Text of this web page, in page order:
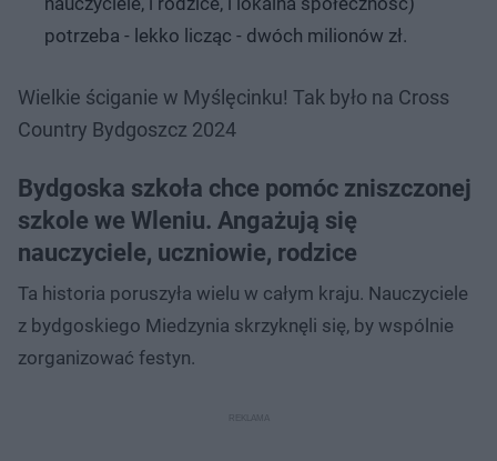
potrzeba - lekko licząc - dwóch milionów zł.
Wielkie ściganie w Myślęcinku! Tak było na Cross
Country Bydgoszcz 2024
Bydgoska szkoła chce pomóc zniszczonej
szkole we Wleniu. Angażują się
nauczyciele, uczniowie, rodzice
Ta historia poruszyła wielu w całym kraju. Nauczyciele
z bydgoskiego Miedzynia skrzyknęli się, by wspólnie
zorganizować festyn.